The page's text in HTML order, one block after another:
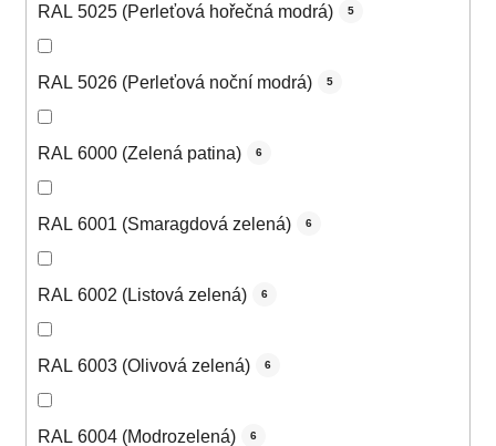
RAL 5025 (Perleťová hořečná modrá) 5
RAL 5026 (Perleťová noční modrá) 5
RAL 6000 (Zelená patina) 6
RAL 6001 (Smaragdová zelená) 6
RAL 6002 (Listová zelená) 6
RAL 6003 (Olivová zelená) 6
RAL 6004 (Modrozelená) 6